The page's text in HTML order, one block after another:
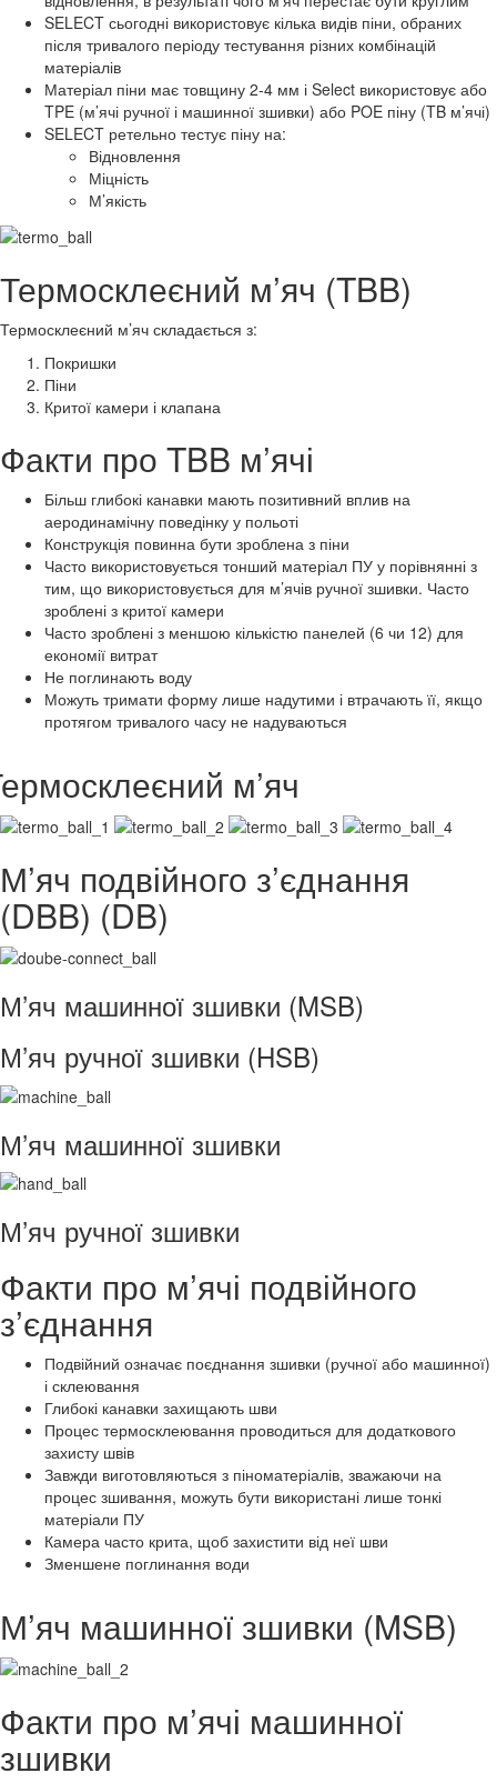
SELECT сьогодні використовує кілька видів піни, обраних
після тривалого періоду тестування різних комбінацій
матеріалів
Матеріал піни має товщину 2-4 мм і Select використовує або
TPE (м’ячі ручної і машинної зшивки) або POE піну (TB м’ячі)
SELECT ретельно тестує піну на:
Відновлення
Міцність
М’якість
Термосклеєний м’яч (TBB)
Термосклеєний м’яч складається з:
Покришки
Піни
Критої камери і клапана
Факти про TBB м’ячі
Більш глибокі канавки мають позитивний вплив на
аеродинамічну поведінку у польоті
Конструкція повинна бути зроблена з піни
Часто використовується тонший матеріал ПУ у порівнянні з
тим, що використовується для м’ячів ручної зшивки. Часто
зроблені з критої камери
Часто зроблені з меншою кількістю панелей (6 чи 12) для
економії витрат
Не поглинають воду
Можуть тримати форму лише надутими і втрачають її, якщо
протягом тривалого часу не надуваються
м’яч
М’яч подвійного з’єднання
(DBB) (DB)
М’яч машинної зшивки (MSB)
М’яч ручної зшивки (HSB)
М’яч машинної зшивки
М’яч ручної зшивки
Факти про м’ячі подвійного
з’єднання
Подвійний означає поєднання зшивки (ручної або машинної)
і склеювання
Глибокі канавки захищають шви
Процес термосклеювання проводиться для додаткового
захисту швів
Завжди виготовляються з піноматеріалів, зважаючи на
процес зшивання, можуть бути використані лише тонкі
матеріали ПУ
Камера часто крита, щоб захистити від неї шви
Зменшене поглинання води
М’яч машинної зшивки (MSB)
Факти про м’ячі машинної
зшивки